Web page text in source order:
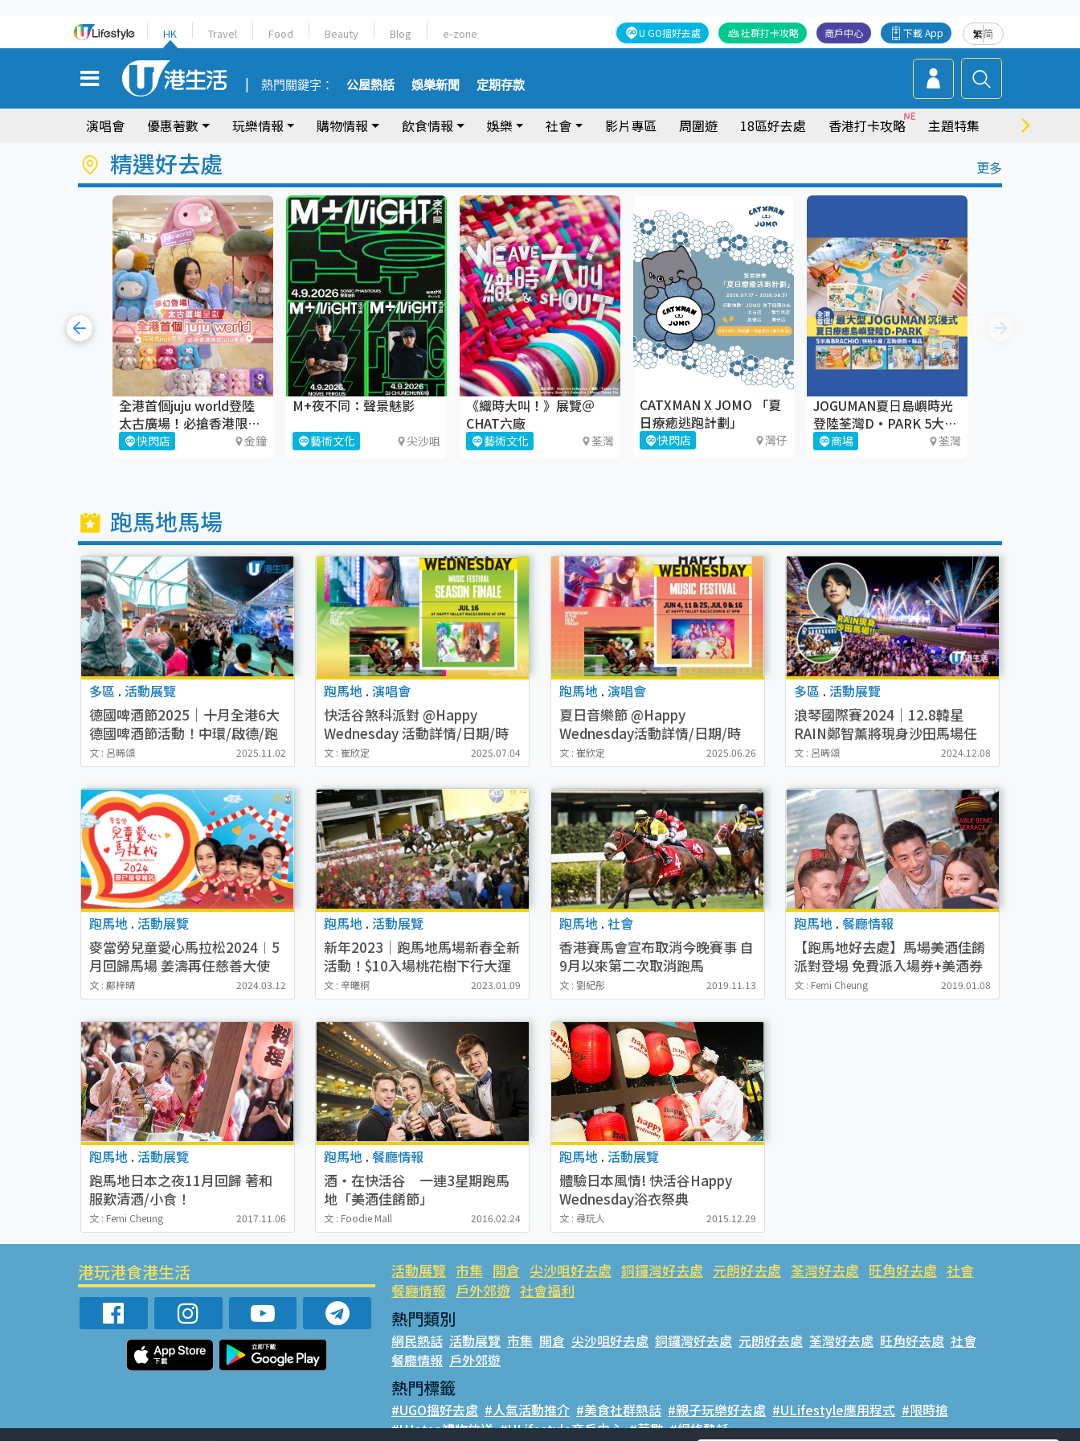
HK Travel Food Beauty Blog e-zone 繁简
下載 App
商戶中心
社群打卡攻略
U GO搵好去處
熱門關鍵字： 公屋熱話 娛樂新聞 定期存款
演唱會 優惠著數 玩樂情報 購物情報 飲食情報 娛樂 社會 影片專區 周圍遊 18區好去處 香港打卡攻略 主題特集 商場情報
精選好去處 更多
全港首個juju world登陸
太古廣場！必搶香港限定
juju盲盒
快閃店 金鐘
M+夜不同：聲景魅影
藝術文化 尖沙咀
《織時大叫！》展覽＠
CHAT六廠
藝術文化 荃灣
CATXMAN X JOMO 「夏
日療癒逃跑計劃」
快閃店 灣仔
JOGUMAN夏⽇島嶼時光
登陸荃灣D·PARK 5大療
癒體驗區+期間限定店
商場 荃灣
跑馬地馬場
多區 . 活動展覽
德國啤酒節2025｜十月全港6大
德國啤酒節活動！中環/啟德/跑
馬地/紅磡 附餐飲優惠詳情
文 : 呂晞頌 2025.11.02
跑馬地 .演唱會
快活谷煞科派對 @Happy
Wednesday 活動詳情/日期/時
間/地點/票價一覽
文 : 崔欣定 2025.07.04
跑馬地 . 演唱會
夏日音樂節 @Happy
Wednesday活動詳情/日期/時
間/地點/票價一覽
文 : 崔欣定 2025.06.26
多區 . 活動展覽
浪琴國際賽2024｜12.8韓星
RAIN鄭智薰將現身沙田馬場任
表演嘉賓｜附賽事詳情/參賽馬
匹/星級騎師陣容
文 : 呂晞頌 2024.12.08
跑馬地 . 活動展覽
麥當勞兒童愛心馬拉松2024︱5
月回歸馬場 姜濤再任慈善大使
（報名方法、日期、時間一覽）
文 : 鄺梓晴 2024.03.12
跑馬地 . 活動展覽
新年2023｜跑馬地馬場新春全新
活動！$10入場桃花樹下行大運
+聽現場Live Band品賀年美食及
啤酒（附預約詳情）
文 : 辛曦桐 2023.01.09
跑馬地 . 社會
香港賽馬會宣布取消今晚賽事 自
9月以來第二次取消跑馬
文 : 劉紀彤 2019.11.13
跑馬地 .餐廳情報
【跑馬地好去處】馬場美酒佳餚
派對登埸 免費派入場券+美酒券
文 : Femi Cheung 2019.01.08
跑馬地 . 活動展覽
跑馬地日本之夜11月回歸 著和
服歎清酒/小食！
文 : Femi Cheung 2017.11.06
跑馬地 .餐廳情報
酒‧在快活谷 一連3星期跑馬
地「美酒佳餚節」
文 : Foodie Mall 2016.02.24
跑馬地 . 活動展覽
體驗日本風情! 快活谷Happy
Wednesday浴衣祭典
文 : 尋玩人 2015.12.29
港玩港食港生活 活動展覽 市集 開倉 尖沙咀好去處 銅鑼灣好去處 元朗好去處 荃灣好去處 旺角好去處 社會
餐廳情報 戶外郊遊 社會福利
熱門類別
網民熱話 活動展覽 市集 開倉 尖沙咀好去處 銅鑼灣好去處 元朗好去處 荃灣好去處 旺角好去處 社會
餐廳情報 戶外郊遊
熱門標籤
#UGO搵好去處 #人氣活動推介 #美食社群熱話 #親子玩樂好去處 #ULifestyle應用程式 #限時搶
#UJetso禮物放送 #ULifestyle商戶中心 #著數 #網絡熱話